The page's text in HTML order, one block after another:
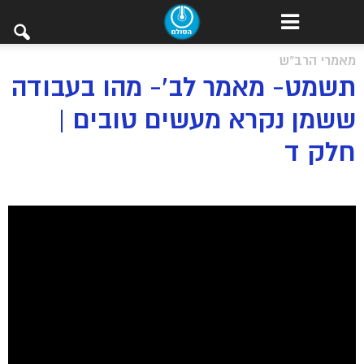
מאמרי הרב"ש
תשמט- מאמר לב’- מהו בעבודה
ששמן נקרא מעשים טובים |
חלק ד